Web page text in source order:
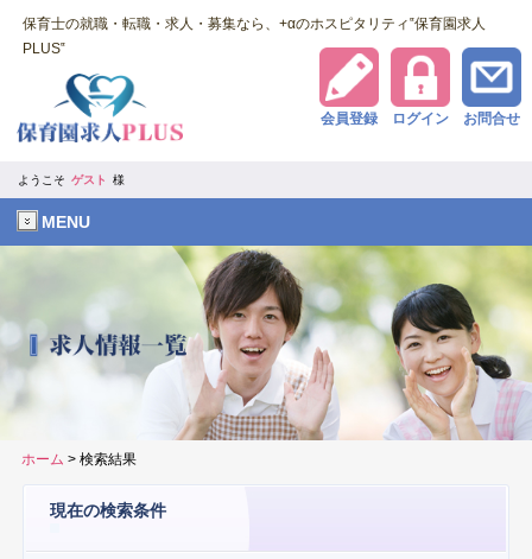
保育士の就職・転職・求人・募集なら、+αのホスピタリティ‟保育園求人
PLUS‟
会員登録 ログイン お問合せ
ようこそ ゲスト 様
MENU
ホーム > 検索結果
現在の検索条件